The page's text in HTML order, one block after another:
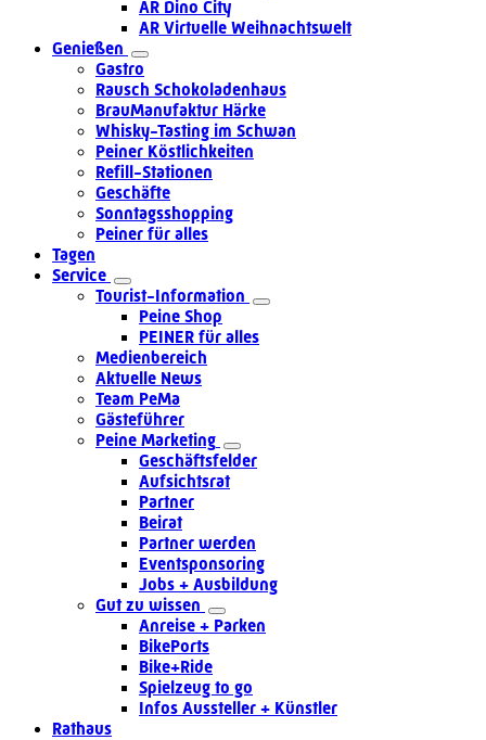
AR Dino City
AR Virtuelle Weihnachtswelt
Genießen
Gastro
Rausch Schokoladenhaus
BrauManufaktur Härke
Whisky-Tasting im Schwan
Peiner Köstlichkeiten
Refill-Stationen
Geschäfte
Sonntagsshopping
Peiner für alles
Tagen
Service
Tourist-Information
Peine Shop
PEINER für alles
Medienbereich
Aktuelle News
Team PeMa
Gästeführer
Peine Marketing
Geschäftsfelder
Aufsichtsrat
Partner
Beirat
Partner werden
Eventsponsoring
Jobs + Ausbildung
Gut zu wissen
Anreise + Parken
BikePorts
Bike+Ride
Spielzeug to go
Infos Aussteller + Künstler
Rathaus